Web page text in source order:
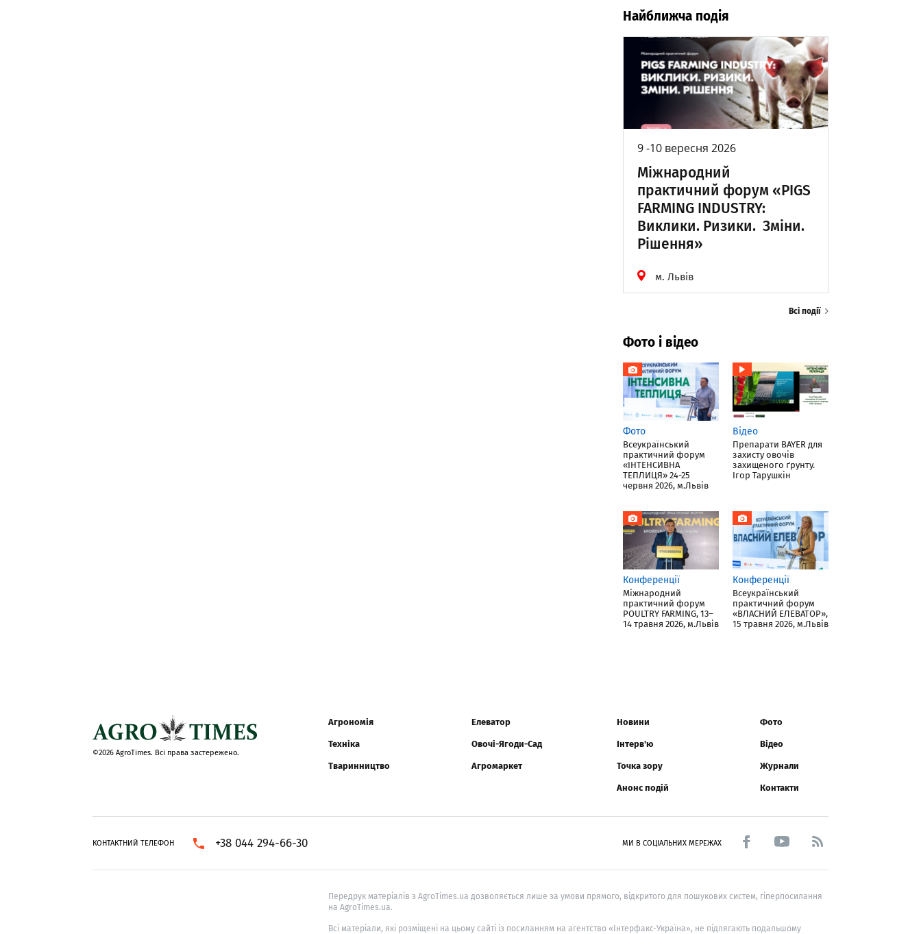
Найближча подія
9 -10 вересня 2026
Міжнародний
практичний форум «PIGS
FARMING INDUSTRY:
Виклики. Ризики. Зміни.
Рішення»
м. Львів
Всі події
Фото і відео
Фото
Всеукраїнський
практичний форум
«ІНТЕНСИВНА
ТЕПЛИЦЯ» 24-25
червня 2026, м.Львів
Відео
Препарати BAYER для
захисту овочів
захищеного ґрунту.
Ігор Тарушкін
Конференції
Міжнародний
практичний форум
POULTRY FARMING, 13–
14 травня 2026, м.Львів
Конференції
Всеукраїнський
практичний форум
«ВЛАСНИЙ ЕЛЕВАТОР»,
15 травня 2026, м.Львів
©2026 AgroTimes. Всі права застережено.
Агрономія
Техніка
Тваринництво
Елеватор
Овочі-Ягоди-Сад
Агромаркет
Новини
Інтерв'ю
Точка зору
Анонс подій
Фото
Відео
Журнали
Контакти
КОНТАКТНИЙ ТЕЛЕФОН +38 044 294-66-30 МИ В СОЦІАЛЬНИХ МЕРЕЖАХ
Передрук матеріалів з AgroTimes.ua дозволяється лише за умови прямого, відкритого для пошукових систем, гіперпосилання
на AgroTimes.ua.
Всі матеріали, які розміщені на цьому сайті із посиланням на агентство «Інтерфакс-Україна», не підлягають подальшому